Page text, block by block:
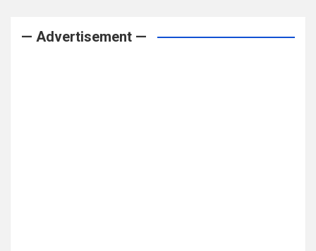
— Advertisement —